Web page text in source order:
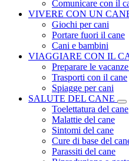
Comunicare con il
VIVERE CON UN
Giochi per cani
Portare fuori il cane
Cani e bambini
VIAGGIARE CON IL
Preparare le
Trasporti con il cane
Spiagge per cani
SALUTE DEL CANE
Toelettatura del cane
Malattie del cane
Sintomi del cane
Cure di base del
Parassiti del cane